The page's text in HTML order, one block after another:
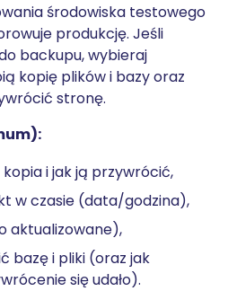
środowiska testowego
produkcję. Jeśli
backupu, wybieraj
kopię plików i bazy oraz
stronę.
i jak ją przywrócić,
w czasie (data/godzina),
aktualizowane),
bazę i pliki (oraz jak
się udało).